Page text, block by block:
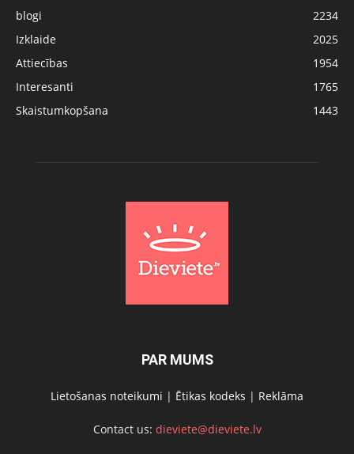
blogi
2234
Izklaide
2025
Attiecības
1954
Interesanti
1765
Skaistumkopšana
1443
PAR MUMS
Lietošanas noteikumi | Ētikas kodeks | Reklāma
Contact us: dieviete@dieviete.lv